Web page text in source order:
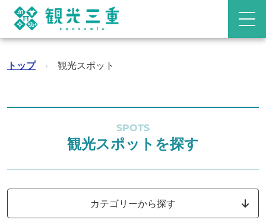
トップ › 観光スポット
SPOTS
観光スポットを探す
カテゴリーから探す